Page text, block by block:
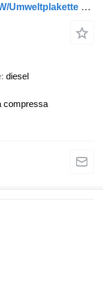
Volvo FH New 12-420 4x2 eFH./NSW/Umweltplakette Rot
diesel
compressa